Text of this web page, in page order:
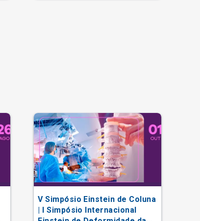
V Simpósio Einstein de Coluna
| I Simpósio Internacional